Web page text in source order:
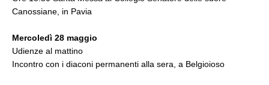
Canossiane, in Pavia
Mercoledì 28 maggio
Udienze al mattino
Incontro con i diaconi permanenti alla sera, a Belgioioso